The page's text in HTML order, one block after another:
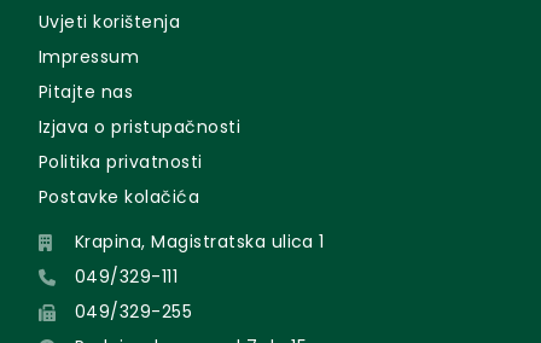
Uvjeti korištenja
Impressum
Pitajte nas
Izjava o pristupačnosti
Politika privatnosti
Postavke kolačića
Krapina, Magistratska ulica 1
049/329-111
049/329-255